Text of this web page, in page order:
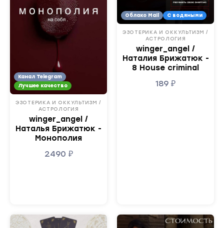
Канал Telegram
Лучшее качество
ЭЗОТЕРИКА И ОККУЛЬТИЗМ /
АСТРОЛОГИЯ
winger_angel /
Наталья Брижатюк -
Монополия
2490 ₽
Облако Mail С водяными
ЭЗОТЕРИКА И ОККУЛЬТИЗМ /
АСТРОЛОГИЯ
winger_angel /
Наталия Брижатюк -
8 House criminal
189 ₽